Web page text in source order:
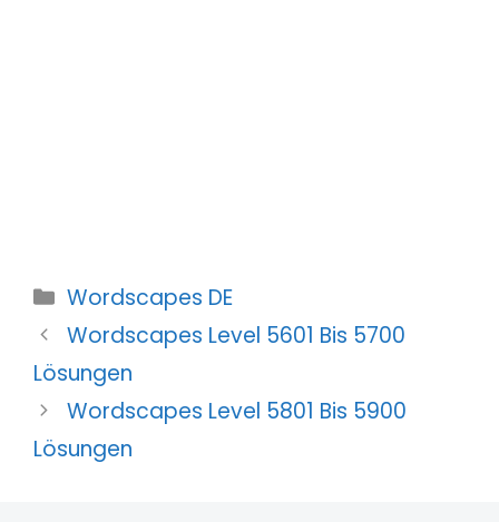
Kategorien
Wordscapes DE
Wordscapes Level 5601 Bis 5700
Lösungen
Wordscapes Level 5801 Bis 5900
Lösungen